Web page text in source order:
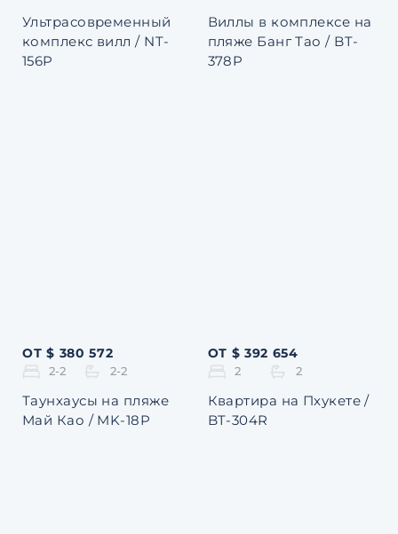
Ультрасовременный
комплекс вилл / NT-
156P
Виллы в комплексе на
пляже Банг Тао / BT-
378P
ОТ $ 380 572
2-2 2-2
Таунхаусы на пляже
Май Као / MK-18P
ОТ $ 392 654
2 2
Квартира на Пхукете /
BT-304R